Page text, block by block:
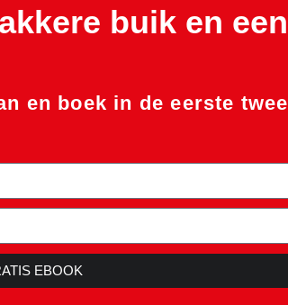
buik en een
en boek in de eerste twee
EBOOK